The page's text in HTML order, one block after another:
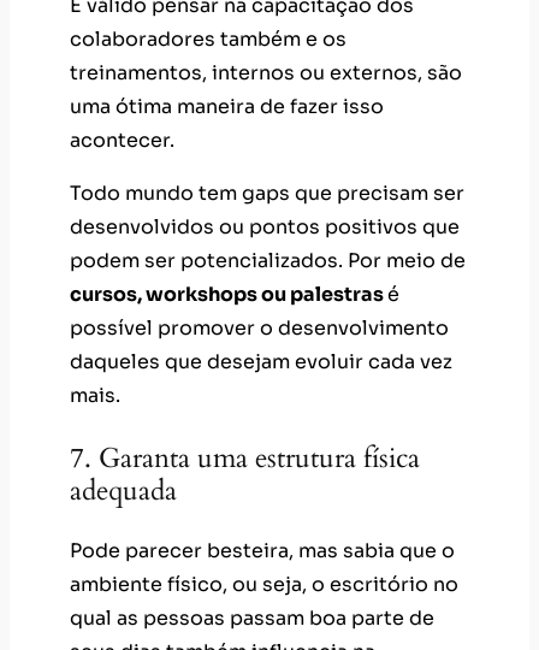
É válido pensar na capacitação dos
colaboradores também e os
treinamentos, internos ou externos, são
uma ótima maneira de fazer isso
acontecer.
Todo mundo tem gaps que precisam ser
desenvolvidos ou pontos positivos que
podem ser potencializados. Por meio de
cursos, workshops ou palestrasé
possível promover o desenvolvimento
daqueles que desejam evoluir cada vez
mais.
7. Garanta uma estrutura física
adequada
Pode parecer besteira, mas sabia que o
ambiente físico, ou seja, o escritório no
qual as pessoas passam boa parte de